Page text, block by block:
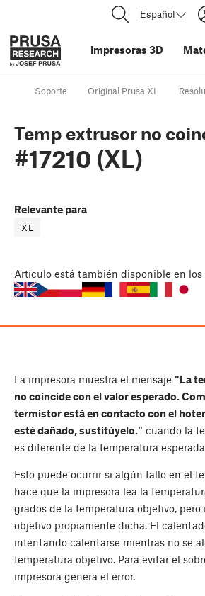
Español
Impresoras 3D
Soporte Original Prusa XL
Temp extrusor no
#17210 (XL)
Relevante para
XL
Artículo está también disponible en
La impresora muestra el mensaje "La
no coincide con el valor esperado.
termistor está en contacto con el
esté dañado, sustitúyelo." cuando la
es diferente de la temperatura
Esto puede ocurrir si algún fallo en el
hace que la impresora lea la
grados de la temperatura objetivo, pero
objetivo propiamente dicha. El
intentando calentarse mientras no se
temperatura objetivo. Para evitar el
impresora genera el error.